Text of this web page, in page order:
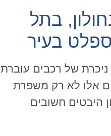
בתל
בעיר
של רכבים עוברת
אלו לא רק משפרת
היבטים חשובים